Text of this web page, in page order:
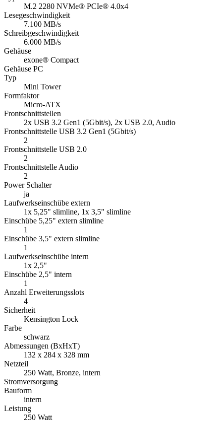
M.2 2280 NVMe® PCIe® 4.0x4
Lesegeschwindigkeit
7.100 MB/s
Schreibgeschwindigkeit
6.000 MB/s
Gehäuse
exone® Compact
Gehäuse PC
Typ
Mini Tower
Formfaktor
Micro-ATX
Frontschnittstellen
2x USB 3.2 Gen1 (5Gbit/s), 2x USB 2.0, Audio
Frontschnittstelle USB 3.2 Gen1 (5Gbit/s)
2
Frontschnittstelle USB 2.0
2
Frontschnittstelle Audio
2
Power Schalter
ja
Laufwerkseinschübe extern
1x 5,25" slimline, 1x 3,5" slimline
Einschübe 5,25" extern slimline
1
Einschübe 3,5" extern slimline
1
Laufwerkseinschübe intern
1x 2,5"
Einschübe 2,5" intern
1
Anzahl Erweiterungsslots
4
Sicherheit
Kensington Lock
Farbe
schwarz
Abmessungen (BxHxT)
132 x 284 x 328 mm
Netzteil
250 Watt, Bronze, intern
Stromversorgung
Bauform
intern
Leistung
250 Watt